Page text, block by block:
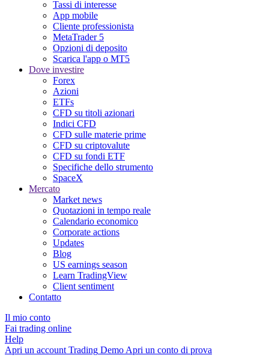
Tassi di interesse
App mobile
Cliente professionista
MetaTrader 5
Opzioni di deposito
Scarica l'app o MT5
Dove investire
Forex
Azioni
ETFs
CFD su titoli azionari
Indici CFD
CFD sulle materie prime
CFD su criptovalute
CFD su fondi ETF
Specifiche dello strumento
SpaceX
Mercato
Market news
Quotazioni in tempo reale
Calendario economico
Corporate actions
Updates
Blog
US earnings season
Learn TradingView
Client sentiment
Contatto
Il mio conto
Fai trading online
Help
Apri un account Trading Demo Apri un conto di prova